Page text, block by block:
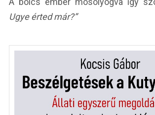
Ugye érted már?”